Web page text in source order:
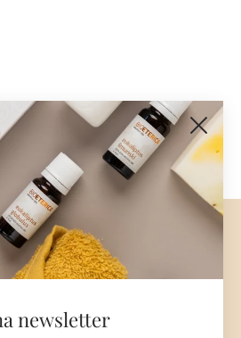
prvu kupnju prijavom na
u aromaterapiji,
newsletter